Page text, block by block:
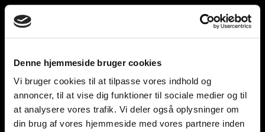
Denne hjemmeside bruger cookies
Vi bruger cookies til at tilpasse vores indhold og
annoncer, til at vise dig funktioner til sociale medier og til
at analysere vores trafik. Vi deler også oplysninger om
din brug af vores hjemmeside med vores partnere inden
Toggle
navigation
unnu
Help and support
Retailers
Browse for inspiration